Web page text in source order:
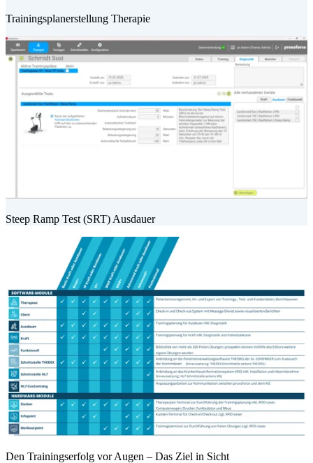
Trainingsplanerstellung Therapie
Steep Ramp Test (SRT) Ausdauer
Den Trainingserfolg vor Augen – Das Ziel in Sicht